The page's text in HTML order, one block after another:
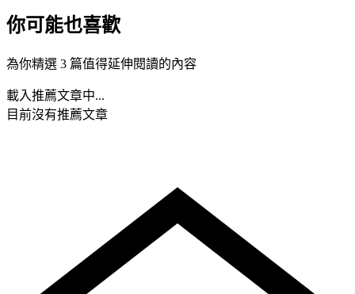
你可能也喜歡
為你精選 3 篇值得延伸閱讀的內容
載入推薦文章中...
目前沒有推薦文章